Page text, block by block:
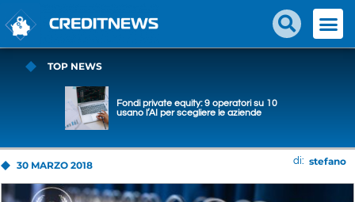
TOP NEWS
Fondi private equity: 9 operatori su 10
usano l’AI per scegliere le aziende
30 MARZO 2018 di: stefano